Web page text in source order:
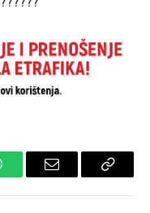
Email
Copy